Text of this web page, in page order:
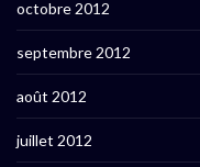
octobre 2012
septembre 2012
août 2012
juillet 2012